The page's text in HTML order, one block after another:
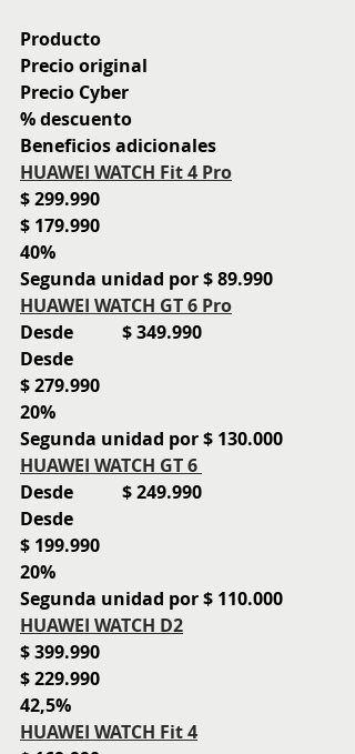
Producto
Precio original
Precio Cyber
% descuento
Beneficios adicionales
HUAWEI WATCH Fit 4 Pro
$ 299.990
$ 179.990
40%
Segunda unidad por $ 89.990
HUAWEI WATCH GT 6 Pro
Desde           $ 349.990
Desde
$ 279.990
20%
Segunda unidad por $ 130.000
HUAWEI WATCH GT 6
Desde           $ 249.990
Desde
$ 199.990
20%
Segunda unidad por $ 110.000
HUAWEI WATCH D2
$ 399.990
$ 229.990
42,5%
HUAWEI WATCH Fit 4